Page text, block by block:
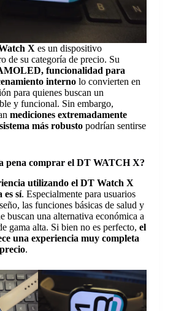
X es un dispositivo
de su categoría de precio. Su
funcionalidad para
interno lo convierten en
para quienes buscan un
y funcional. Sin embargo,
mediciones extremadamente
más robusto podrían sentirse
pena comprar el DT WATCH X?
utilizando el DT Watch X
es sí. Especialmente para usuarios
las funciones básicas de salud y
buscan una alternativa económica a
gama alta. Si bien no es perfecto, el
una experiencia muy completa
.